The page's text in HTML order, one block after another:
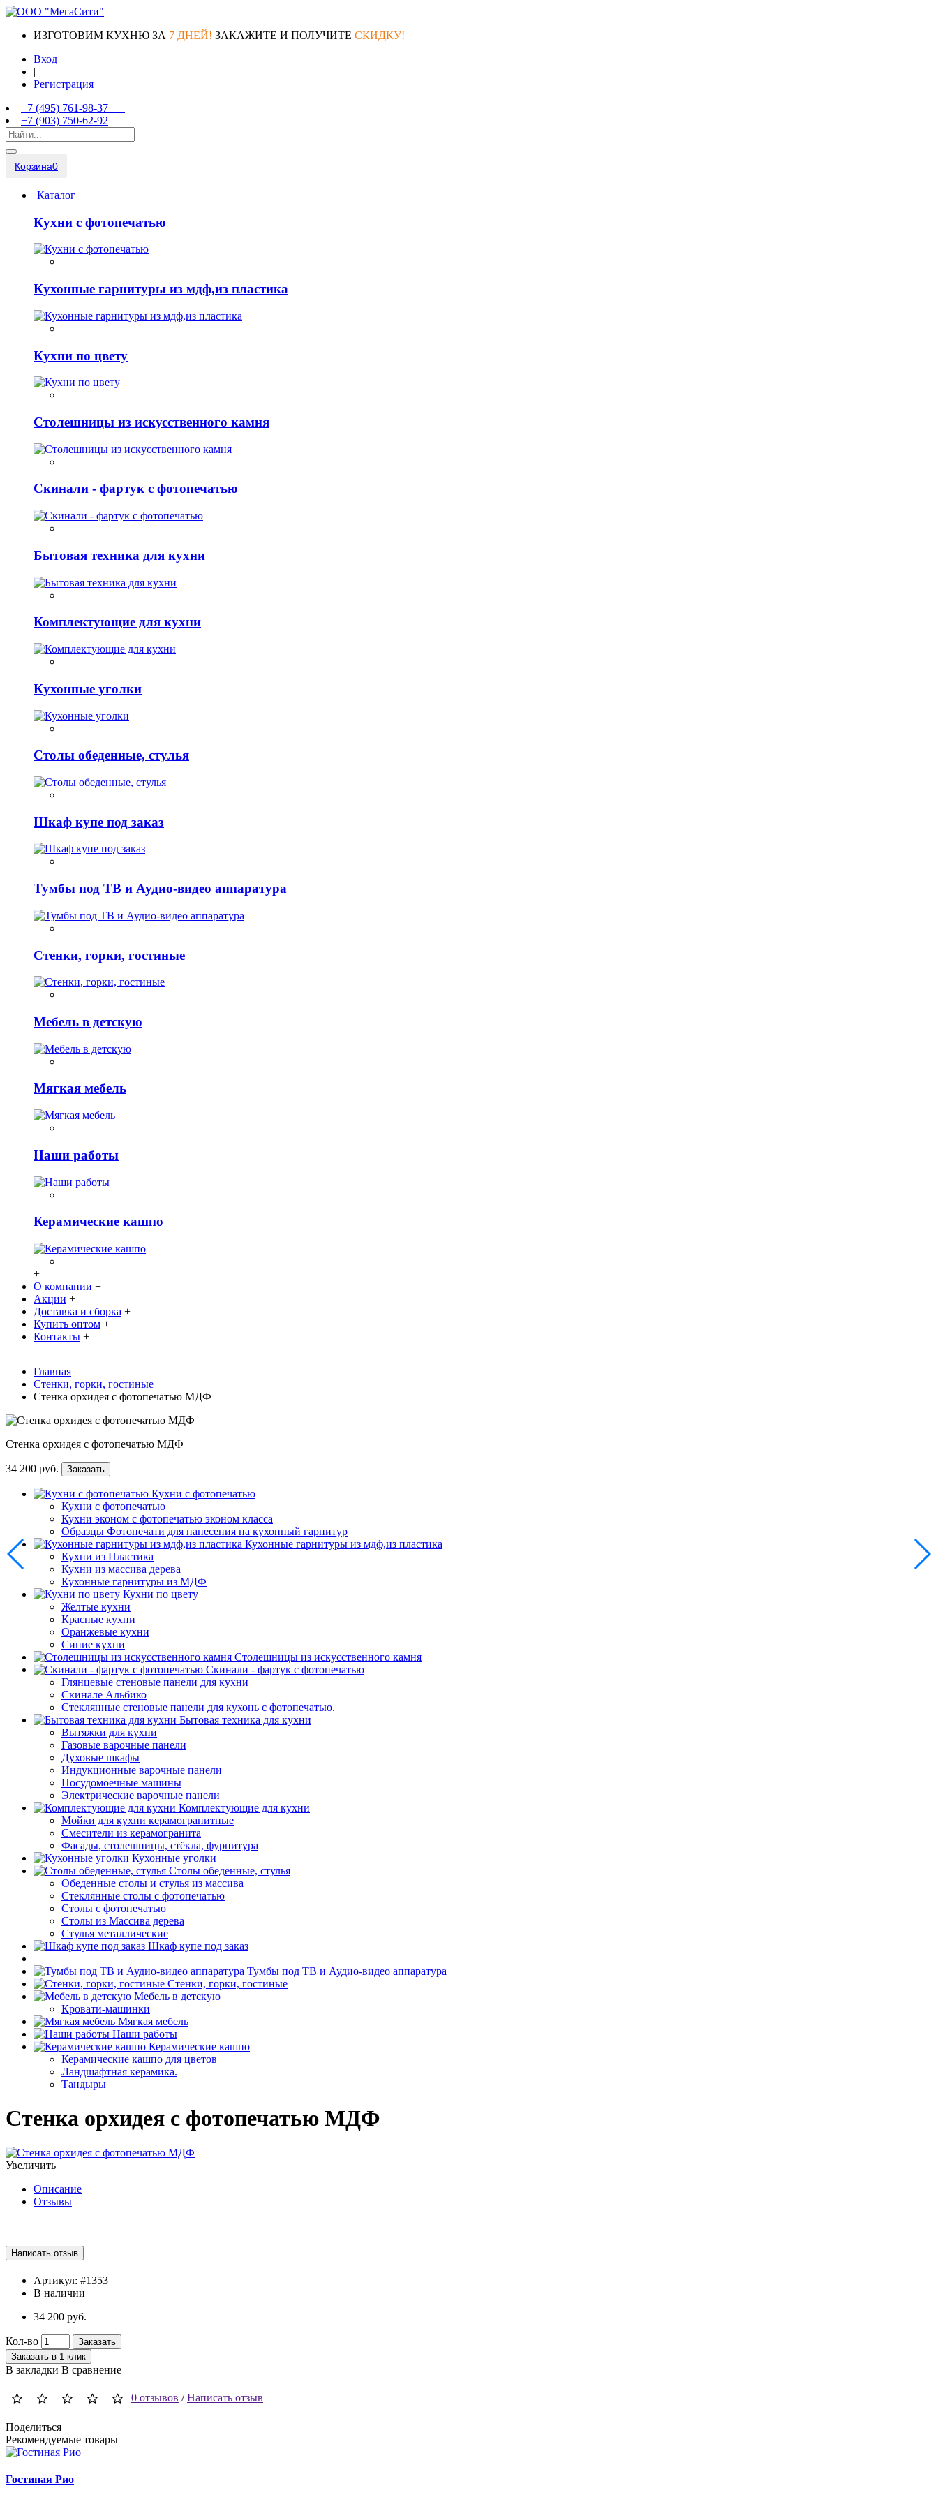
ИЗГОТОВИМ КУХНЮ ЗА 7 ДНЕЙ! ЗАКАЖИТЕ И ПОЛУЧИТЕ СКИДКУ!
Вход
|
Регистрация
+7 (495) 761-98-37
+7 (903) 750-62-92
Корзина0
Каталог
Кухни с фотопечатью
Кухонные гарнитуры из мдф,из пластика
Кухни по цвету
Столешницы из искусственного камня
Скинали - фартук с фотопечатью
Бытовая техника для кухни
Комплектующие для кухни
Кухонные уголки
Столы обеденные, стулья
Шкаф купе под заказ
Тумбы под ТВ и Аудио-видео аппаратура
Стенки, горки, гостиные
Мебель в детскую
Мягкая мебель
Наши работы
Керамические кашпо
+
О компании +
Акции +
Доставка и сборка +
Купить оптом +
Контакты +
Главная
Стенки, горки, гостиные
Стенка орхидея с фотопечатью МДФ
Стенка орхидея с фотопечатью МДФ
34 200 руб. Заказать
Кухни с фотопечатью
Кухни с фотопечатью
Кухни эконом с фотопечатью эконом класса
Образцы Фотопечати для нанесения на кухонный гарнитур
Кухонные гарнитуры из мдф,из пластика
Кухни из Пластика
Кухни из массива дерева
Кухонные гарнитуры из МДФ
Кухни по цвету
Желтые кухни
Красные кухни
Оранжевые кухни
Синие кухни
Столешницы из искусственного камня
Скинали - фартук с фотопечатью
Глянцевые стеновые панели для кухни
Скинале Альбико
Стеклянные стеновые панели для кухонь с фотопечатью.
Бытовая техника для кухни
Вытяжки для кухни
Газовые варочные панели
Духовые шкафы
Индукционные варочные панели
Посудомоечные машины
Электрические варочные панели
Комплектующие для кухни
Мойки для кухни керамогранитные
Смесители из керамогранита
Фасады, столешницы, стёкла, фурнитура
Кухонные уголки
Столы обеденные, стулья
Обеденные столы и стулья из массива
Стеклянные столы с фотопечатью
Столы с фотопечатью
Столы из Массива дерева
Стулья металлические
Шкаф купе под заказ
Тумбы под ТВ и Аудио-видео аппаратура
Стенки, горки, гостиные
Мебель в детскую
Кровати-машинки
Мягкая мебель
Наши работы
Керамические кашпо
Керамические кашпо для цветов
Ландшафтная керамика.
Тандыры
Стенка орхидея с фотопечатью МДФ
Увеличить
Описание
Отзывы
Артикул: #1353
В наличии
34 200 руб.
Кол-во
Заказать
Заказать в 1 клик
В закладки В сравнение
0 отзывов /Написать отзыв
Поделиться
Рекомендуемые товары
Гостиная Рио